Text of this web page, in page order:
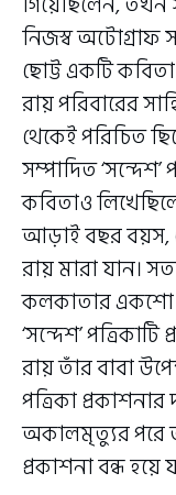
নিজস্ব অটোগ্রাফ
ছোট্ট একটি
রায় পরিবারের
থেকেই পরিচিত
সম্পাদিত
কবিতাও
আড়াই বছর বয়স,
রায় মারা যান।
কলকাতার একশো
‘সন্দেশ’
রায় তাঁর বাবা
পত্রিকা প্রকাশনার
অকালমৃত্যুর পরে
প্রকাশনা বন্ধ হয়ে